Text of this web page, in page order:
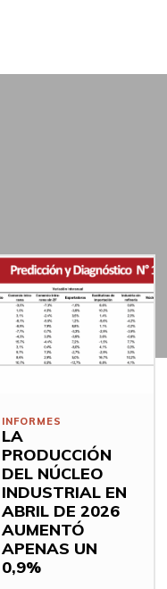
INFORMES
LA
PRODUCCIÓN
DEL NÚCLEO
INDUSTRIAL EN
ABRIL DE 2026
AUMENTÓ
APENAS UN
0,9%